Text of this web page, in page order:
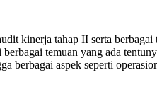
kinerja tahap II serta
temuan yang ada
aspek seperti